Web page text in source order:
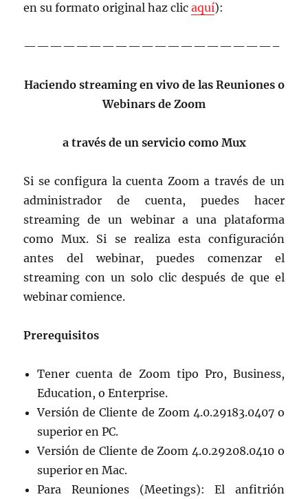
en su formato original haz clicaquí):
———————————————————–
Haciendo streaming en vivo de las Reuniones o
Webinars de Zoom
a través de un servicio como Mux
Si se configura la cuenta Zoom a través de un
administrador de cuenta, puedes hacer
streaming de un webinar a una plataforma
como Mux. Si se realiza esta configuración
antes del webinar, puedes comenzar el
streaming con un solo clic después de que el
webinar comience.
Prerequisitos
Tener cuenta de Zoom tipo Pro, Business,
Education, o Enterprise.
Versión de Cliente de Zoom 4.0.29183.0407 o
superior en PC.
Versión de Cliente de Zoom 4.0.29208.0410 o
superior en Mac.
Para Reuniones (Meetings): El anfitrión